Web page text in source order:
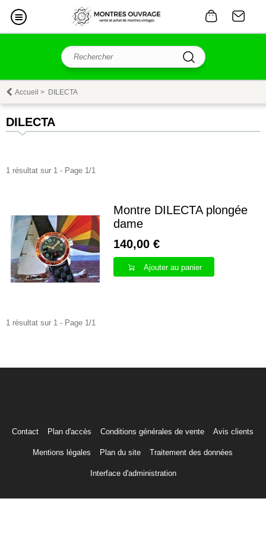
Accueil > DILECTA
DILECTA
1 résultat sur 1 - Page 1/1
Montre DILECTA plongée
dame
140,00 €
Ajouter au panier
1 résultat sur 1 - Page 1/1
Contact Plan d'accès Conditions générales de vente Avis clients
Mentions légales Plan du site Traitement des données
Interface d'administration